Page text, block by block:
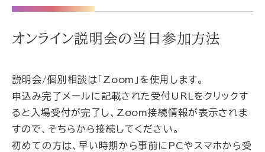
オンライン説明会の当日参加方法
説明会/個別相談は「Zoom」を使用します。
申込み完了メールに記載された受付URLをクリックす
ると入場受付が完了し、Zoom接続情報が表示されま
すので、そちらから接続してください。
初めての方は、早い時期から事前にPCやスマホから受